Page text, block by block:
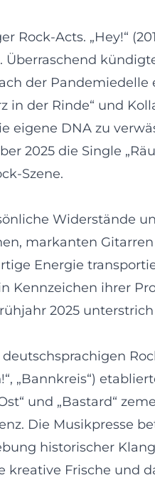
Acts. „Hey!“
der
der Rinde“ und
DNA zu
2025 die Single
Szene.
Widerstände
markanten
Energie
ihrer
2025
„Bannkreis“)
und „Bastard“
Die Musikpresse
historischer
kreative Frische und